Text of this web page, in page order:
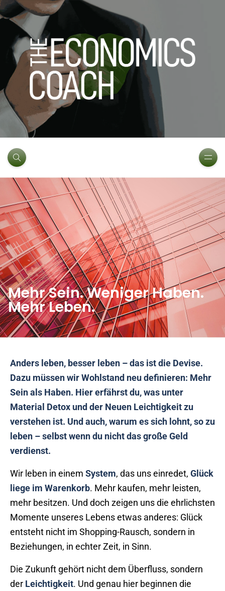
Mehr Sein. Weniger Haben.
Mehr Leben.
Anders leben, besser leben – das ist die Devise.
Dazu müssen wir Wohlstand neu definieren: Mehr
Sein als Haben. Hier erfährst du, was unter
Material Detox und der Neuen Leichtigkeit zu
verstehen ist. Und auch, warum es sich lohnt, so zu
leben – selbst wenn du nicht das große Geld
verdienst.
Wir leben in einem System, das uns einredet, Glück
liege im Warenkorb. Mehr kaufen, mehr leisten,
mehr besitzen. Und doch zeigen uns die ehrlichsten
Momente unseres Lebens etwas anderes: Glück
entsteht nicht im Shopping-Rausch, sondern in
Beziehungen, in echter Zeit, in Sinn.
Die Zukunft gehört nicht dem Überfluss, sondern
der Leichtigkeit. Und genau hier beginnen die